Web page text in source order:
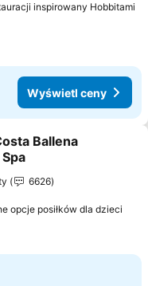
inspirowany Hobbitami
Wyświetl ceny
ulubionych
Ballena
6626
opcje posiłków dla dzieci